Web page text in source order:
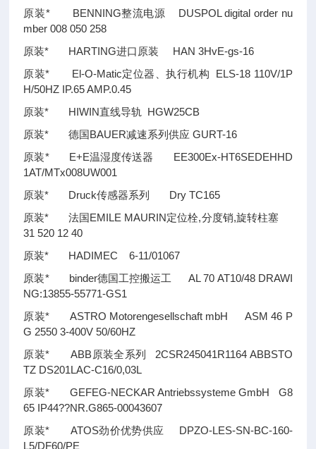
原装* BENNING整流电源 DUSPOL digital order nu
mber 008 050 258
原装* HARTING进口原装 HAN 3HvE-gs-16
原装* El-O-Matic定位器、执行机构 ELS-18 110V/1P
H/50HZ IP.65 AMP.0.45
原装* HIWIN直线导轨 HGW25CB
原装* 德国BAUER减速系列供应 GURT-16
原装* E+E温湿度传送器 EE300Ex-HT6SEDEHHD
1AT/MTx008UW001
原装* Druck传感器系列 Dry TC165
原装* 法国EMILE MAURIN定位栓,分度销,旋转柱塞
31 520 12 40
原装* HADIMEC 6-11/01067
原装* binder德国工控搬运工 AL 70 AT10/48 DRAWI
NG:13855-55771-GS1
原装* ASTRO Motorengesellschaft mbH ASM 46 P
G 2550 3-400V 50/60HZ
原装* ABB原装全系列 2CSR245041R1164 ABBSTO
TZ DS201LAC-C16/0,03L
原装* GEFEG-NECKAR Antriebssysteme GmbH G8
65 IP44??NR.G865-00043607
原装* ATOS劲价优势供应 DPZO-LES-SN-BC-160-
L5/DF60/PE